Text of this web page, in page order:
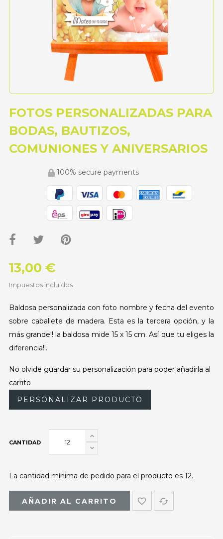
FOTOS PERSONALIZADAS PARA
BODAS, BAUTIZOS,
COMUNIONES Y ANIVERSARIOS
100% secure payments
13,00 €
Impuestos incluidos
Baldosa personalizada con foto nombre y fecha del evento
sobre caballete de madera. Esta es la tercera opción, y la
más grande!! la baldosa mide 15 x 15 cm. Así que tu eliges la
diferencia!!.
No olvide guardar su personalización para poder añadirla al
carrito
PERSONALIZAR PRODUCTO
CANTIDAD
La cantidad mínima de pedido para el producto es 12.
AÑADIR AL CARRITO favorite_border cached